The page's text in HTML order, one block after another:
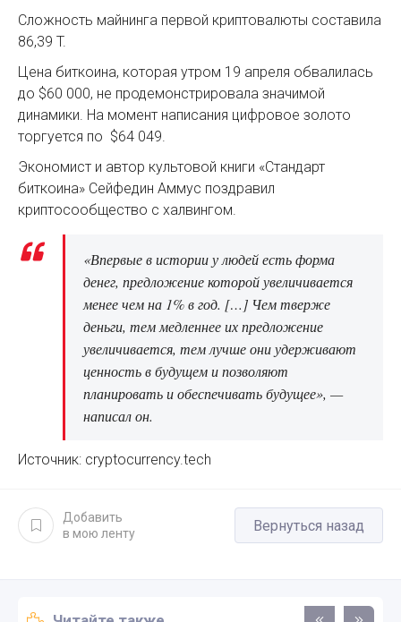
Сложность майнинга первой криптовалюты составила
86,39 T.
Цена биткоина, которая утром 19 апреля обвалилась
до $60 000, не продемонстрировала значимой
динамики. На момент написания цифровое золото
торгуется по $64 049.
Экономист и автор культовой книги «Стандарт
биткоина» Сейфедин Аммус поздравил
криптосообщество с халвингом.
«Впервые в истории у людей есть форма
денег, предложение которой увеличивается
менее чем на 1% в год. […] Чем тверже
деньги, тем медленнее их предложение
увеличивается, тем лучше они удерживают
ценность в будущем и позволяют
планировать и обеспечивать будущее», —
написал он.
Источник: cryptocurrency.tech
Добавить
в мою ленту
Вернуться назад